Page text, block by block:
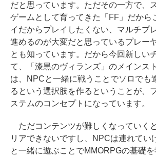
だと思っています。ただその一方で、
ゲームとして育ってきた「FF」だから
イだからプレイしたくない、マルチプ
進めるのが大変だと思っているプレー
とも知っています。だから今回新しい
て、「漆黒のヴィランズ」のメインス
は、NPCと一緒に戦うことでソロでも
るという選択肢を作るということが、
ステムのコンセプトになっています。
ただコンテンツが難しくなっていく
リアできないですし、NPCは連れてい
と一緒に遊ぶことでMMORPGの基礎